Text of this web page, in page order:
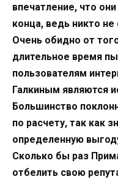
впечатление, что
конца, ведь никто не
Очень обидно от
длительное время
пользователям
Галкиным являются
Большинство
по расчету, так как
определенную
Сколько бы раз
отбелить свою